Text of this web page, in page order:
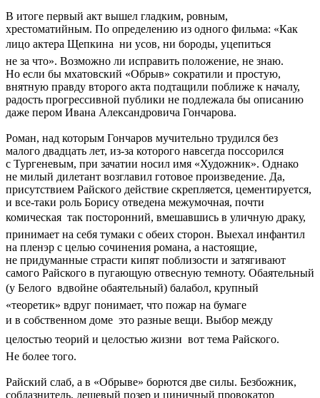
В итоге первый акт вышел гладким, ровным,
хрестоматийным. По определению из одного фильма: «Как
лицо актера Щепкина  ни усов, ни бороды, уцепиться
не за что». Возможно ли исправить положение, не знаю.
Но если бы мхатовский «Обрыв» сократили и простую,
внятную правду второго акта подтащили поближе к началу,
радость прогрессивной публики не подлежала бы описанию
даже пером Ивана Александровича Гончарова.
Роман, над которым Гончаров мучительно трудился без
малого двадцать лет, из-за которого навсегда поссорился
с Тургеневым, при зачатии носил имя «Художник». Однако
не милый дилетант возглавил готовое произведение. Да,
присутствием Райского действие скрепляется, цементируется,
и все-таки роль Борису отведена межумочная, почти
комическая  так посторонний, вмешавшись в уличную драку,
принимает на себя тумаки с обеих сторон. Выехал инфантил
на пленэр с целью сочинения романа, а настоящие,
не придуманные страсти кипят поблизости и затягивают
самого Райского в пугающую отвесную темноту. Обаятельный
(у Белого  вдвойне обаятельный) балабол, крупный
«теоретик» вдруг понимает, что пожар на бумаге
и в собственном доме  это разные вещи. Выбор между
целостью теорий и целостью жизни  вот тема Райского.
Не более того.
Райский слаб, а в «Обрыве» борются две силы. Безбожник,
соблазнитель, дешевый позер и циничный провокатор